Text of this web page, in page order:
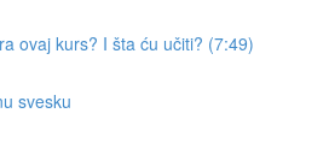
ovaj kurs? I šta ću učiti? (7:49)
svesku